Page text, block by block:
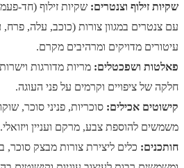
שקיות זילוף וצנטרים: שקיות זילוף (חד-
עם צנטרים במגוון צורות (כוכב, עלה,
עיטורים מדויקים ומרהיבים מקרם.
פאלטות ושפכטלים: מריות מדורגות
חלקה של ציפויים וקרמים על פני העוגה.
קישוטים אכילים: סוכריות, פניני סוכר,
משמשים להוספת צבע, מרקם ועניין ויזואלי.
חותכנים: כלים ליצירת צורות מבצק סוכר,